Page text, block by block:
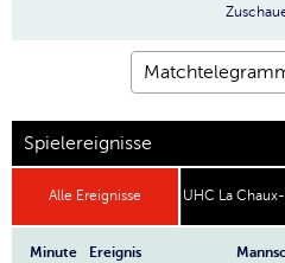
Spielereignisse
Alle Ereignisse UHC La
Minute Ereignis